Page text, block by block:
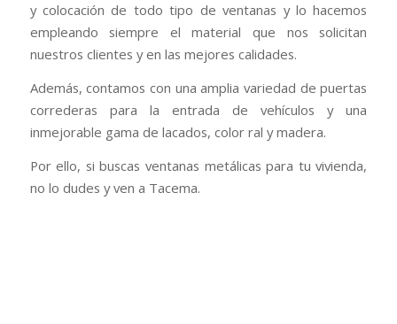
y colocación de todo tipo de ventanas y lo hacemos
empleando siempre el material que nos solicitan
nuestros clientes y en las mejores calidades.
Además, contamos con una amplia variedad de puertas
correderas para la entrada de vehículos y una
inmejorable gama de lacados, color ral y madera.
Por ello, si buscas ventanas metálicas para tu vivienda,
no lo dudes y ven a Tacema.